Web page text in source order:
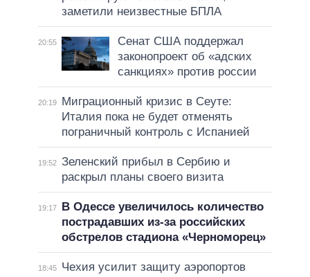
заметили неизвестные БПЛА
20:55
Сенат США поддержал
законопроект об «адских
санкциях» против россии
20:19
Миграционный кризис в Сеуте:
Италия пока не будет отменять
пограничный контроль с Испанией
19:52 Зеленский прибыл в Сербию и
раскрыл планы своего визита
19:17
В Одессе увеличилось количество
пострадавших из-за российских
обстрелов стадиона «Черноморец»
18:45
Чехия усилит защиту аэропортов